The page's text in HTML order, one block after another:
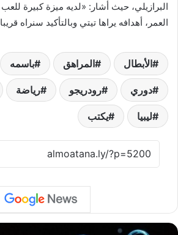
البرازيلي، حيث أشار: «لديه ميزة كبيرة
العمر، أهدافه يراها تيتي وبالتأكيد سنراه
الأبطال المراهق باسمه
دوري رودريجو رياضة
ليبيا يكتب